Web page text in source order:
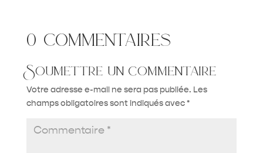
0 commentaires
Soumettre un commentaire
Votre adresse e-mail ne sera pas publiée. Les
champs obligatoires sont indiqués avec*